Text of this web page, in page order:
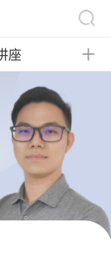
座 ╋